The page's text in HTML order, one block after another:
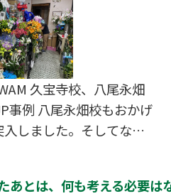
ない。 それで自社スタジ
。 これは一つのチャレン
イントですね。 自社スタ
ジャパネットはありませ
たんですけど、一所懸
久宝寺校、八尾永畑
事例 八尾永畑校もおかげ
しました。そしてなん
数学 15点 UP！！（5
あとは、何も考える必要は